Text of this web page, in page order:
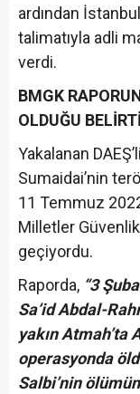
ardından
talimatıyla adli
verdi.
BMGK
OLDUĞU
Yakalanan
Sumaidai’nin
11 Temmuz
Milletler
geçiyordu.
Raporda, “3
Sa’id Abdal-
yakın
operasyonda
Salbi’nin